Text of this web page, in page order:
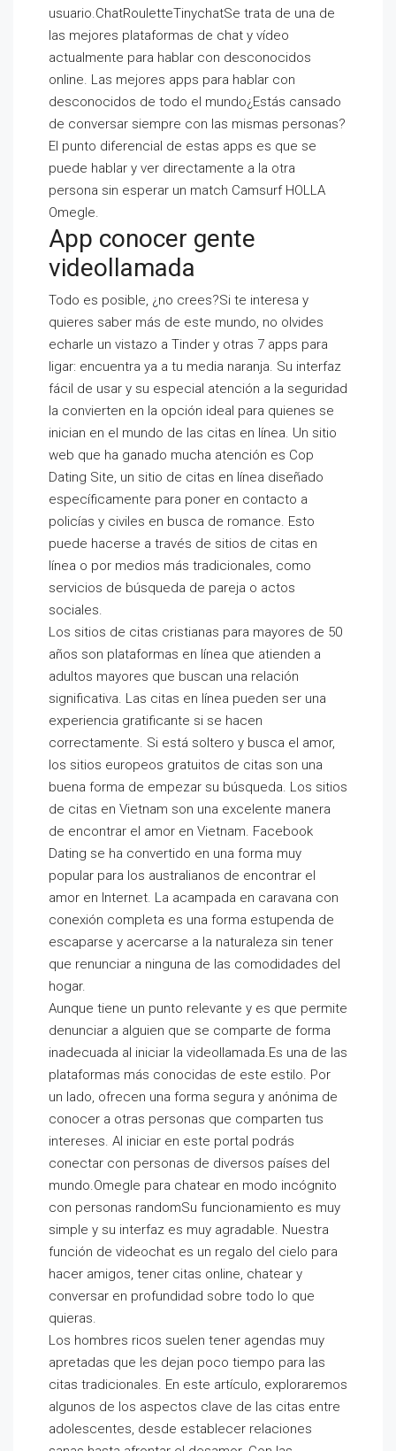
usuario.ChatRouletteTinychatSe trata de una de
las mejores plataformas de chat y vídeo
actualmente para hablar con desconocidos
online. Las mejores apps para hablar con
desconocidos de todo el mundo¿Estás cansado
de conversar siempre con las mismas personas?
El punto diferencial de estas apps es que se
puede hablar y ver directamente a la otra
persona sin esperar un match Camsurf HOLLA
Omegle.
App conocer gente
videollamada
Todo es posible, ¿no crees?Si te interesa y
quieres saber más de este mundo, no olvides
echarle un vistazo a Tinder y otras 7 apps para
ligar: encuentra ya a tu media naranja. Su interfaz
fácil de usar y su especial atención a la seguridad
la convierten en la opción ideal para quienes se
inician en el mundo de las citas en línea. Un sitio
web que ha ganado mucha atención es Cop
Dating Site, un sitio de citas en línea diseñado
específicamente para poner en contacto a
policías y civiles en busca de romance. Esto
puede hacerse a través de sitios de citas en
línea o por medios más tradicionales, como
servicios de búsqueda de pareja o actos
sociales.
Los sitios de citas cristianas para mayores de 50
años son plataformas en línea que atienden a
adultos mayores que buscan una relación
significativa. Las citas en línea pueden ser una
experiencia gratificante si se hacen
correctamente. Si está soltero y busca el amor,
los sitios europeos gratuitos de citas son una
buena forma de empezar su búsqueda. Los sitios
de citas en Vietnam son una excelente manera
de encontrar el amor en Vietnam. Facebook
Dating se ha convertido en una forma muy
popular para los australianos de encontrar el
amor en Internet. La acampada en caravana con
conexión completa es una forma estupenda de
escaparse y acercarse a la naturaleza sin tener
que renunciar a ninguna de las comodidades del
hogar.
Aunque tiene un punto relevante y es que permite
denunciar a alguien que se comparte de forma
inadecuada al iniciar la videollamada.Es una de las
plataformas más conocidas de este estilo. Por
un lado, ofrecen una forma segura y anónima de
conocer a otras personas que comparten tus
intereses. Al iniciar en este portal podrás
conectar con personas de diversos países del
mundo.Omegle para chatear en modo incógnito
con personas randomSu funcionamiento es muy
simple y su interfaz es muy agradable. Nuestra
función de videochat es un regalo del cielo para
hacer amigos, tener citas online, chatear y
conversar en profundidad sobre todo lo que
quieras.
Los hombres ricos suelen tener agendas muy
apretadas que les dejan poco tiempo para las
citas tradicionales. En este artículo, exploraremos
algunos de los aspectos clave de las citas entre
adolescentes, desde establecer relaciones